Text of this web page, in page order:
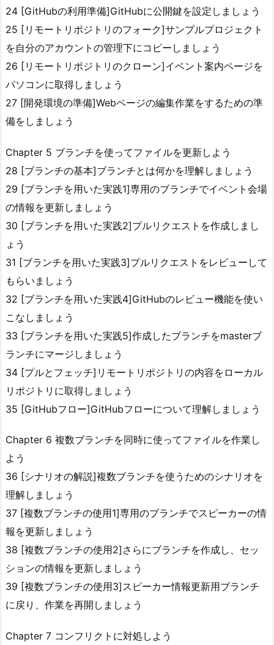
24 [GitHubの利用準備]GitHubに公開鍵を設定しましょう
25 [リモートリポジトリのフォーク]サンプルプロジェクト
を自分のアカウントの管理下にコピーしましょう
26 [リモートリポジトリのクローン]イベント案内ページを
パソコンに取得しましょう
27 [開発環境の準備]Webページの編集作業をするための準
備をしましょう
Chapter 5 ブランチを使ってファイルを更新しよう
28 [ブランチの基本]ブランチとは何かを理解しましょう
29 [ブランチを用いた実践1]専用のブランチでイベント会場
の情報を更新しましょう
30 [ブランチを用いた実践2]プルリクエストを作成しまし
ょう
31 [ブランチを用いた実践3]プルリクエストをレビューして
もらいましょう
32 [ブランチを用いた実践4]GitHubのレビュー機能を使い
こなしましょう
33 [ブランチを用いた実践5]作成したブランチをmasterブ
ランチにマージしましょう
34 [プルとフェッチ]リモートリポジトリの内容をローカル
リポジトリに取得しましょう
35 [GitHubフロー]GitHubフローについて理解しましょう
Chapter 6 複数ブランチを同時に使ってファイルを作業し
よう
36 [シナリオの解説]複数ブランチを使うためのシナリオを
理解しましょう
37 [複数ブランチの使用1]専用のブランチでスピーカーの情
報を更新しましょう
38 [複数ブランチの使用2]さらにブランチを作成し、セッ
ションの情報を更新しましょう
39 [複数ブランチの使用3]スピーカー情報更新用ブランチ
に戻り、作業を再開しましょう
Chapter 7 コンフリクトに対処しよう